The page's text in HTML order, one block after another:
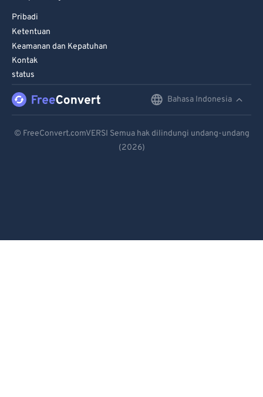
Pribadi
Ketentuan
Keamanan dan Kepatuhan
Kontak
status
Bahasa Indonesia
Español
© FreeConvert.comVERSI Semua hak dilindungi undang-undang
(2026)